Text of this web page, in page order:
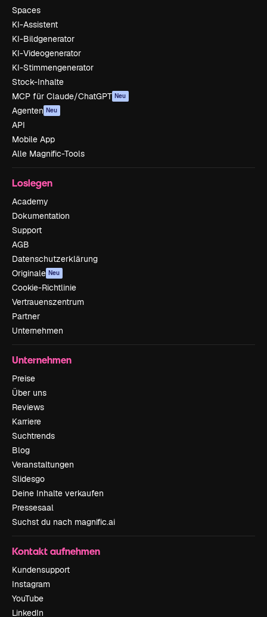
Spaces
KI-Assistent
KI-Bildgenerator
KI-Videogenerator
KI-Stimmengenerator
Stock-Inhalte
MCP für Claude/ChatGPT Neu
Agenten Neu
API
Mobile App
Alle Magnific-Tools
Loslegen
Academy
Dokumentation
Support
AGB
Datenschutzerklärung
Originale Neu
Cookie-Richtlinie
Vertrauenszentrum
Partner
Unternehmen
Unternehmen
Preise
Über uns
Reviews
Karriere
Suchtrends
Blog
Veranstaltungen
Slidesgo
Deine Inhalte verkaufen
Pressesaal
Suchst du nach magnific.ai
Kontakt aufnehmen
Kundensupport
Instagram
YouTube
LinkedIn